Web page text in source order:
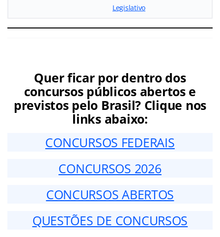
Legislativo
Quer ficar por dentro dos
concursos públicos abertos e
previstos pelo Brasil? Clique nos
links abaixo:
CONCURSOS FEDERAIS
CONCURSOS 2026
CONCURSOS ABERTOS
QUESTÕES DE CONCURSOS